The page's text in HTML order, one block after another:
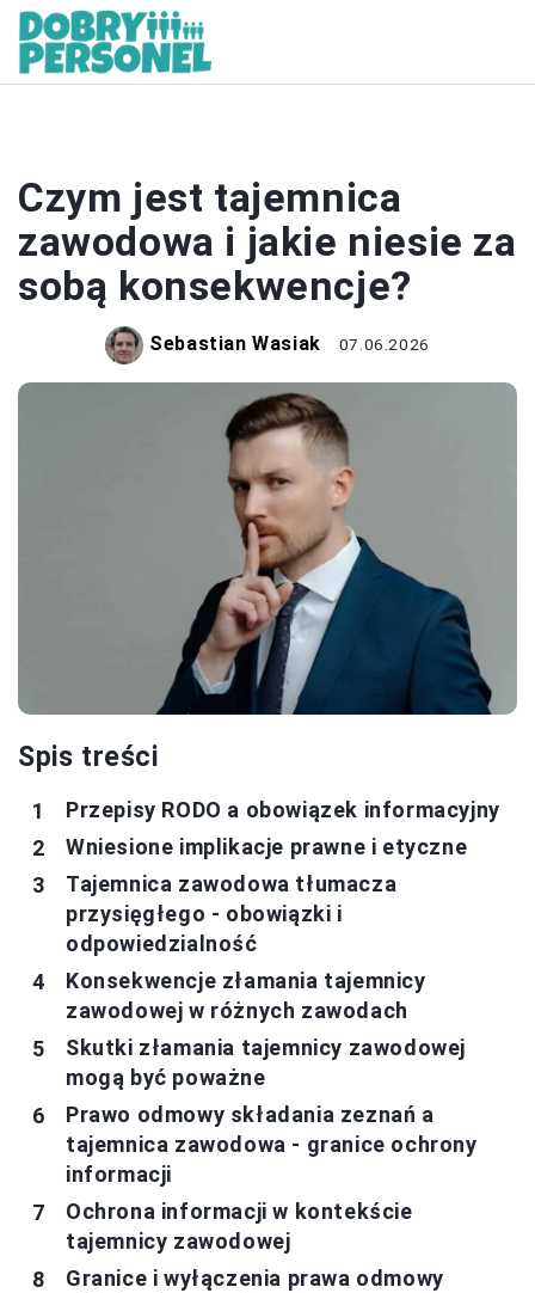
Czym jest tajemnica
zawodowa i jakie niesie za
sobą konsekwencje?
Sebastian Wasiak 07.06.2026
Spis treści
Przepisy RODO a obowiązek informacyjny
Wniesione implikacje prawne i etyczne
Tajemnica zawodowa tłumacza
przysięgłego - obowiązki i
odpowiedzialność
Konsekwencje złamania tajemnicy
zawodowej w różnych zawodach
Skutki złamania tajemnicy zawodowej
mogą być poważne
Prawo odmowy składania zeznań a
tajemnica zawodowa - granice ochrony
informacji
Ochrona informacji w kontekście
tajemnicy zawodowej
Granice i wyłączenia prawa odmowy